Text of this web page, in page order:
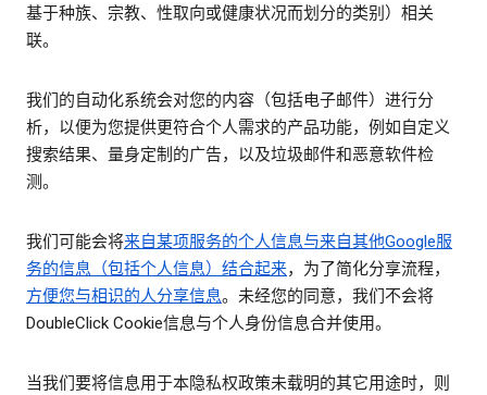
基于种族、宗教、性取向或健康状况而划分的类别）相关
联。
我们的自动化系统会对您的内容（包括电子邮件）进行分
析，以便为您提供更符合个人需求的产品功能，例如自定义
搜索结果、量身定制的广告，以及垃圾邮件和恶意软件检
测。
我们可能会将来自某项服务的个人信息与来自其他Google服
务的信息（包括个人信息）结合起来，为了简化分享流程，
方便您与相识的人分享信息。未经您的同意，我们不会将
DoubleClick Cookie信息与个人身份信息合并使用。
当我们要将信息用于本隐私权政策未载明的其它用途时，则